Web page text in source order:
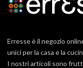
Erresse è il negozio
unici per la casa e la
I nostri articoli sono